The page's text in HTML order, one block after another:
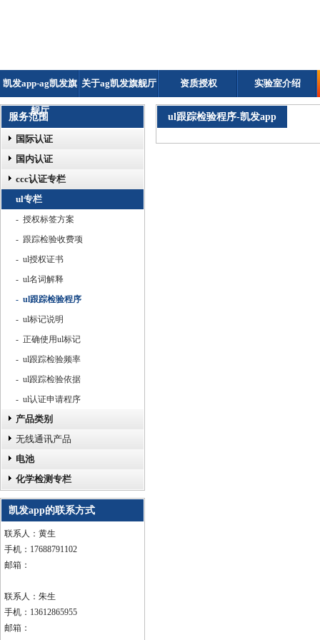
凯发app-ag凯发旗
舰厅
关于ag凯发旗舰厅 资质授权 实验室介绍
服务范围
国际认证
国内认证
ccc认证专栏
ul专栏
- 授权标签方案
- 跟踪检验收费项
- ul授权证书
- ul名词解释
- ul跟踪检验程序
- ul标记说明
- 正确使用ul标记
- ul跟踪检验频率
- ul跟踪检验依据
- ul认证申请程序
产品类别
无线通讯产品
电池
化学检测专栏
凯发app的联系方式
联系人：黄生
手机：17688791102
邮箱：
联系人：朱生
手机：13612865955
邮箱：
ul跟踪检验程序-凯发app